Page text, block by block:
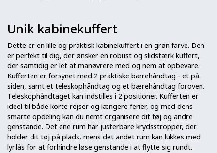
Unik kabinekuffert
Dette er en lille og praktisk kabinekuffert i en grøn farve. Den
er perfekt til dig, der ønsker en robust og slidstærk kuffert,
der samtidig er let at manøvrere med og nem at opbevare.
Kufferten er forsynet med 2 praktiske bærehåndtag - et på
siden, samt et teleskophåndtag og et bærehåndtag foroven.
Teleskophåndtaget kan indstilles i 2 positioner. Kufferten er
ideel til både korte rejser og længere ferier, og med dens
smarte opdeling kan du nemt organisere dit tøj og andre
genstande. Det ene rum har justerbare krydsstropper, der
holder dit tøj på plads, mens det andet rum kan lukkes med
lynlås for at forhindre løse genstande i at flytte sig rundt.